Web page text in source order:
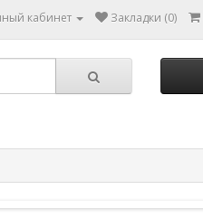
кабинет Закладки (0)